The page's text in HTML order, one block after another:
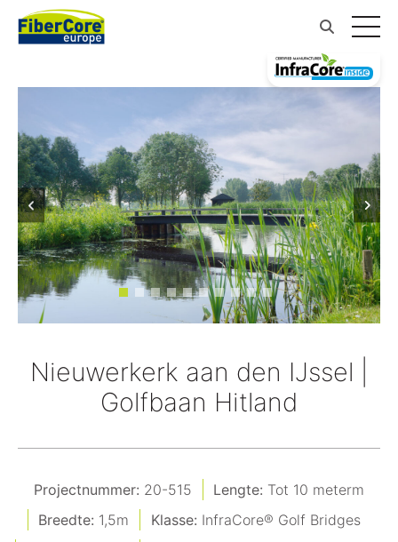
Nieuwerkerk aan den IJssel |
Golfbaan Hitland
Projectnummer: 20-515 Lengte: Tot 10 meterm
Breedte: 1,5m Klasse: InfraCore® Golf Bridges